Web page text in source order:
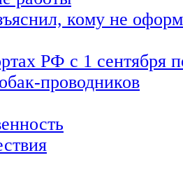
кому не
РФ с 1 сентября
проводников